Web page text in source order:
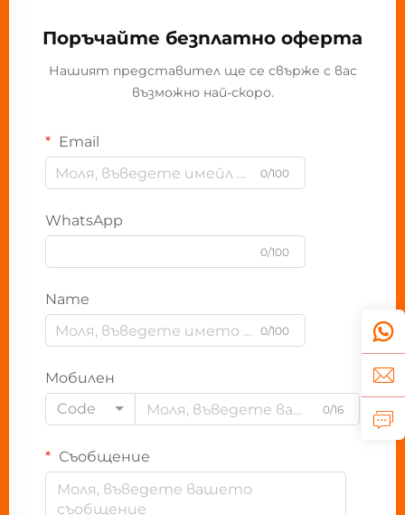
Поръчайте безплатно оферта
Нашият представител ще се свърже с вас
възможно най-скоро.
Email
0/100
WhatsApp
0/100
Name
0/100
Мобилен
Code
0/16
Съобщение